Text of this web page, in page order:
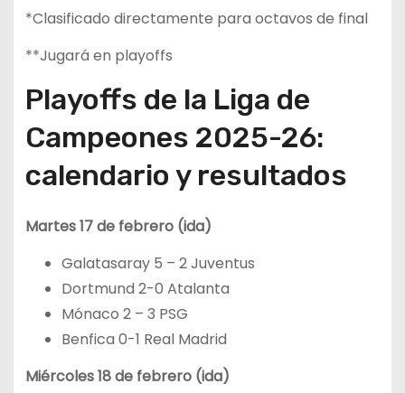
*Clasificado directamente para octavos de final
**Jugará en playoffs
Playoffs de la Liga de
Campeones 2025-26:
calendario y resultados
Martes 17 de febrero (ida)
Galatasaray 5 – 2 Juventus
Dortmund 2-0 Atalanta
Mónaco 2 – 3 PSG
Benfica 0-1 Real Madrid
Miércoles 18 de febrero (ida)